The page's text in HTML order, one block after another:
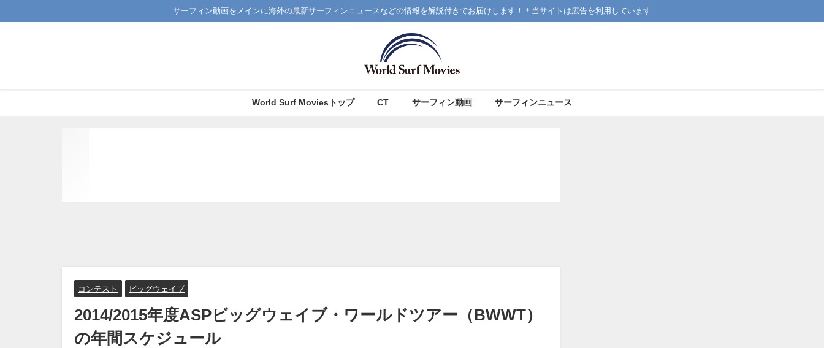
サーフィン動画をメインに海外の最新サーフィンニュースなどの情報を解説付きでお届けします！＊当サイトは広告を利用しています
World Surf Moviesトップ CT サーフィン動画 サーフィンニュース
コンテスト ビッグウェイブ
2014/2015年度ASPビッグウェイブ・ワールドツアー（BWWT）
の年間スケジュール